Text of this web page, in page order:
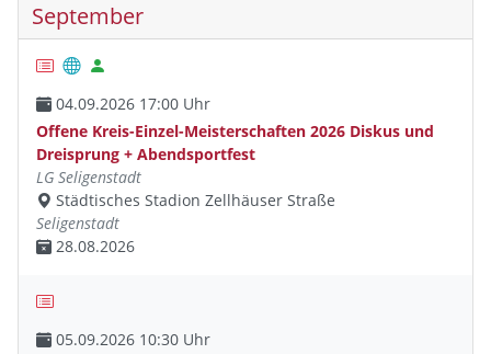
September
04.09.2026 17:00 Uhr
Offene Kreis-Einzel-Meisterschaften 2026 Diskus und
Dreisprung + Abendsportfest
LG Seligenstadt
Städtisches Stadion Zellhäuser Straße
Seligenstadt
28.08.2026
05.09.2026 10:30 Uhr